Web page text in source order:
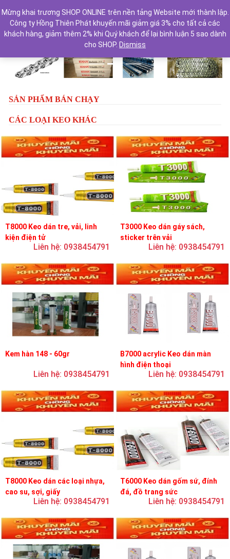
Previous Next
SẢN PHẨM BÁN CHẠY
CÁC LOẠI KEO KHÁC
T8000 Keo dán tre, vải, linh
kiện điện tử
Liên hệ: 0938454791
T3000 Keo dán gáy sách,
sticker trên vải
Liên hệ: 0938454791
Kem hàn 148 - 60gr
Liên hệ: 0938454791
B7000 acrylic Keo dán màn
hình điện thoại
Liên hệ: 0938454791
T8000 Keo dán các loại nhựa,
cao su, sợi, giấy
Liên hệ: 0938454791
T6000 Keo dán gốm sứ, đính
đá, đồ trang sức
Liên hệ: 0938454791
Mừng khai trương SHOP ONLINE trên nền tảng Website mới thành lập.
Công ty Hồng Thiên Phát khuyến mãi giảm giá 3% cho tất cả các
khách hàng, giảm thêm 2% khi Quý khách để lại bình luận 5 sao dành
cho SHOP. Dismiss